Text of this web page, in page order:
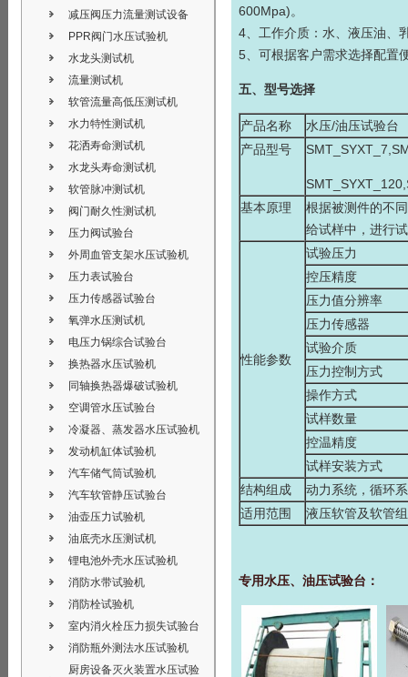
减压阀压力流量测试设备
PPR阀门水压试验机
水龙头测试机
流量测试机
软管流量高低压测试机
水力特性测试机
花洒寿命测试机
水龙头寿命测试机
软管脉冲测试机
阀门耐久性测试机
压力阀试验台
外周血管支架水压试验机
压力表试验台
压力传感器试验台
氧弹水压测试机
电压力锅综合试验台
换热器水压试验机
同轴换热器爆破试验机
空调管水压试验台
冷凝器、蒸发器水压试验机
发动机缸体试验机
汽车储气筒试验机
汽车软管静压试验台
油壶压力试验机
油底壳水压测试机
锂电池外壳水压试验机
消防水带试验机
消防栓试验机
室内消火栓压力损失试验台
消防瓶外测法水压试验机
厨房设备灭火装置水压试验
600Mpa)。
4、工作介质：水、液压油
5、可根据客户需求选择配置
五、型号选择
产品名称
水压/油压试验台
产品型号
基本原理
根据被测件的不
给试样中，进行
性能参数
试验压力
控压精度
压力值分辨率
压力传感器
试验介质
压力控制方式
操作方式
试样数量
控温精度
试样安装方式
结构组成
动力系统，循环
适用范围
液压软管及软管
专用水压、油压试验台：